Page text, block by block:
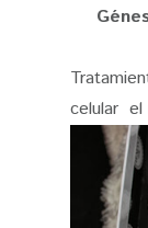
celular el